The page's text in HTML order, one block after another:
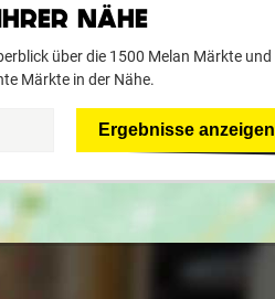
NÄHE
über die 1500 Melan Märkte und
Märkte in der Nähe.
Ergebnisse anzeigen